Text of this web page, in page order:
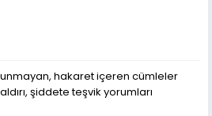
hakaret içeren cümleler
şiddete teşvik yorumları